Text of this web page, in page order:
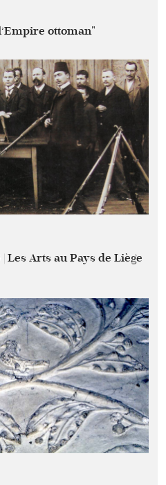
ottoman"
Les Arts au Pays de Liège